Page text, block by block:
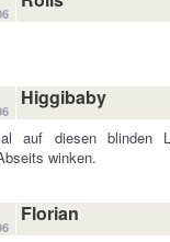
Higgibaby
auf diesen blinden
winken.
Florian